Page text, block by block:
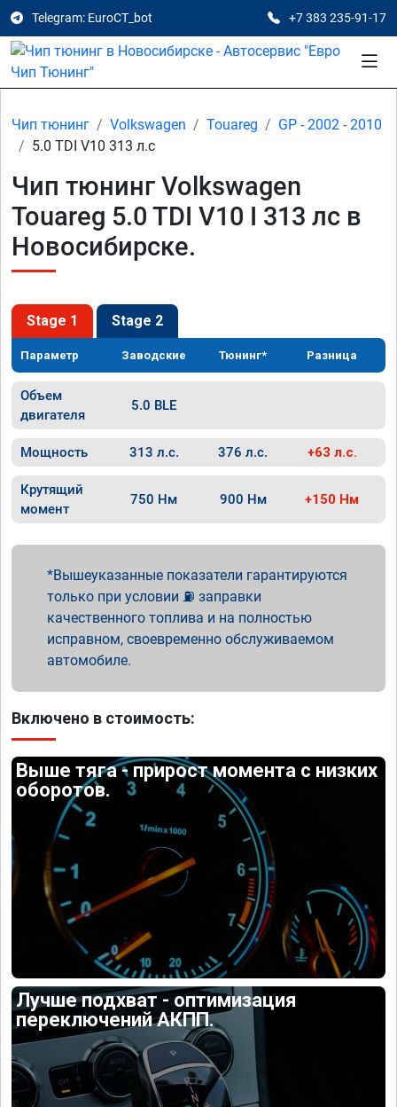
Telegram: EuroCT_bot +7 383 235-91-17
Чип тюнинг Volkswagen Touareg
GP - 2002 - 2010
5.0 TDI V10 313 л.с
Чип тюнинг Volkswagen
Touareg 5.0 TDI V10 I 313 лс в
Новосибирске.
Stage 1 Stage 2
Параметр Заводские Тюнинг* Разница
Объем
двигателя
5.0 BLE
Мощность 313 л.с. 376 л.с. +63 л.с.
Крутящий
момент
750 Нм 900 Нм +150 Нм
Вышеуказанные показатели гарантируются
только при условии ⛽ заправки
качественного топлива и на полностью
исправном, своевременно обслуживаемом
автомобиле.
Включено в стоимость:
Выше тяга - прирост момента с низких
оборотов.
Лучше подхват - оптимизация
переключений АКПП.